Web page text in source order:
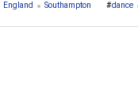
England Southampton dance